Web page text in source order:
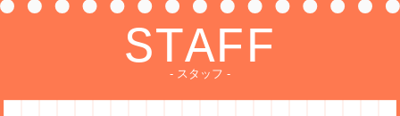
STAFF
- スタッフ -